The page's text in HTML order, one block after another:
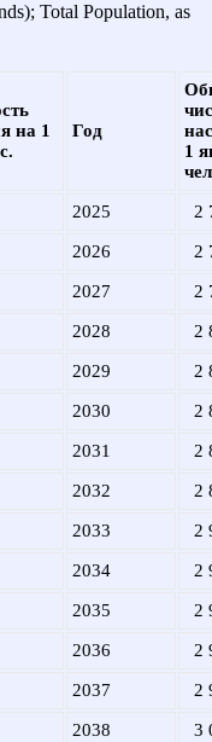
Total Population, as
на 1
Год
1
2025 2
2026 2
2027 2
2028 2
2029 2
2030 2
2031 2
2032 2
2033 2
2034 2
2035 2
2036 2
2037 2
2038 3